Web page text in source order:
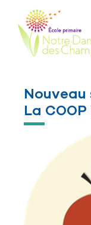
Aller à la navigation
Aller au contenu
Passer au pied de
La